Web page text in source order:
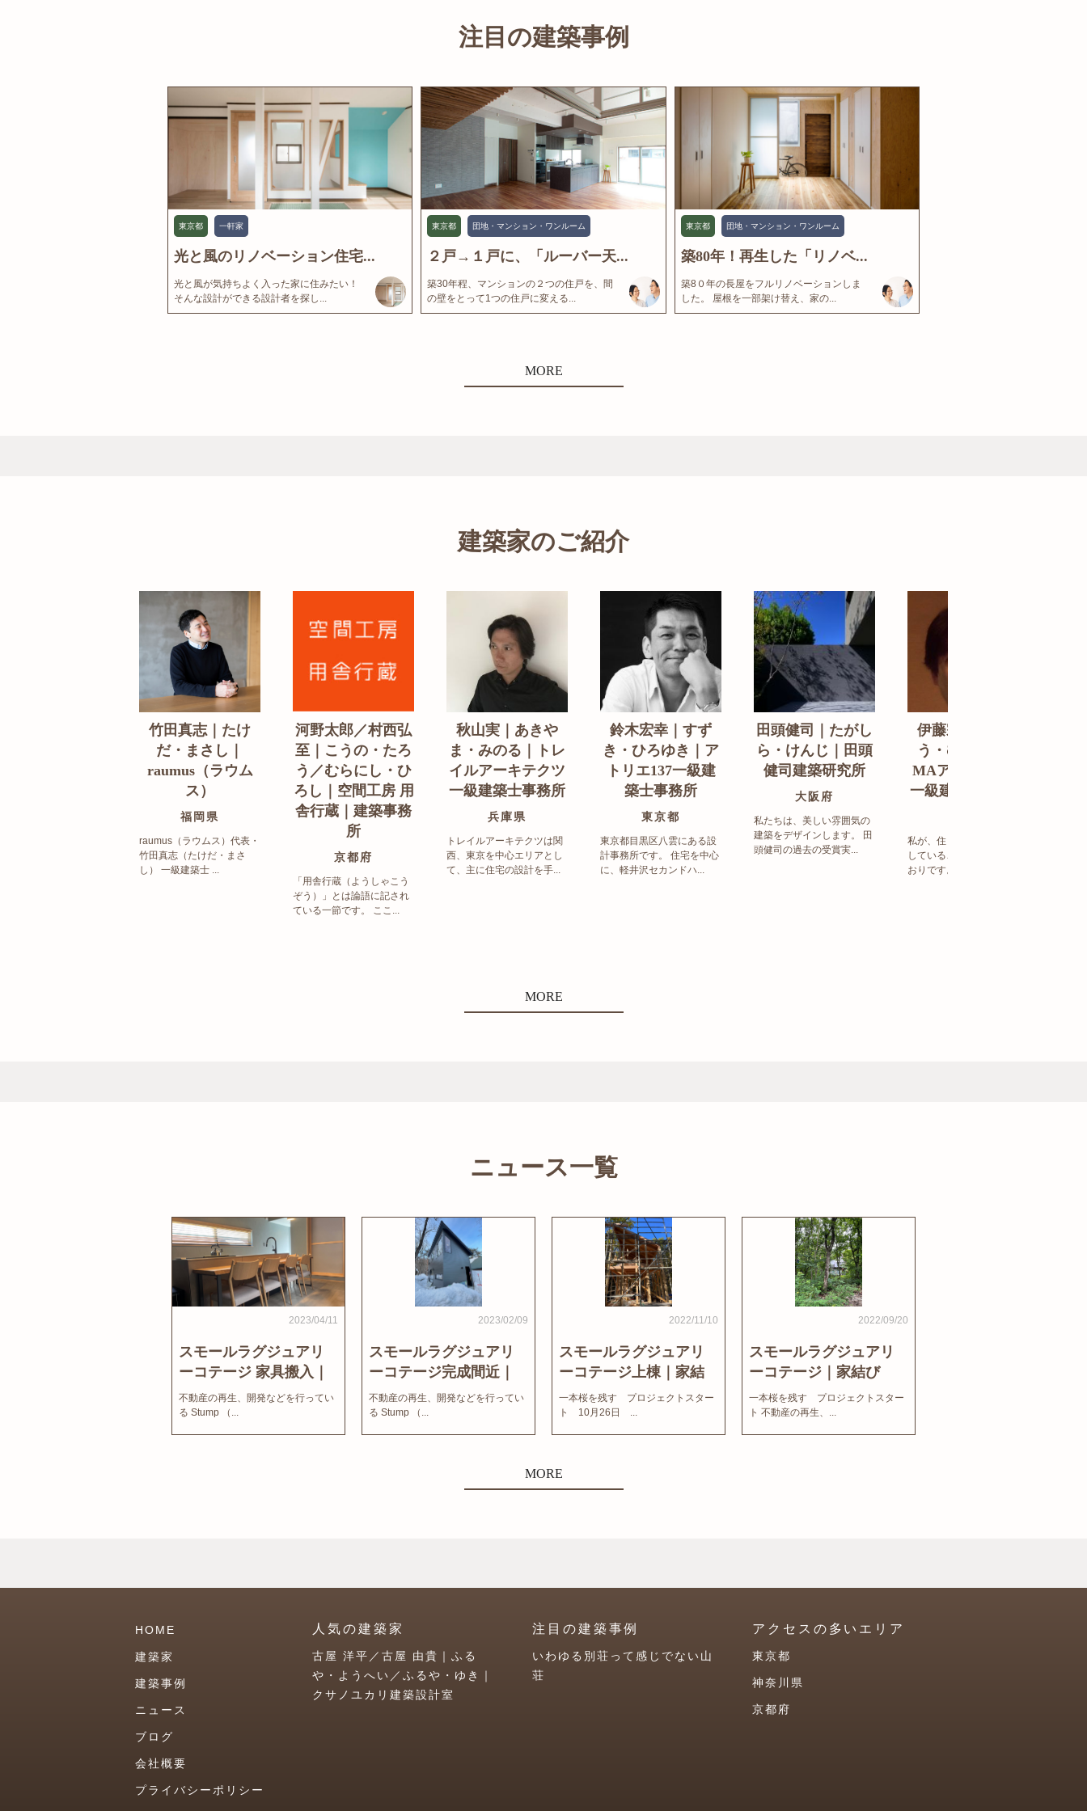
注目の建築事例
東京都 一軒家
光と風のリノベーション住宅...
光と風が気持ちよく入った家に住みたい！
そんな設計ができる設計者を探し...
東京都 団地・マンション・ワンルーム
２戸→１戸に、「ルーバー天...
築30年程、マンションの２つの住戸を、間
の壁をとって1つの住戸に変える...
東京都 団地・マンション・ワンルーム
築80年！再生した「リノベ...
築8０年の長屋をフルリノベーションしま
した。 屋根を一部架け替え、家の...
MORE
建築家のご紹介
竹田真志｜たけ
だ・まさし｜
raumus（ラウム
ス）
福岡県
raumus（ラウムス）代表・
竹田真志（たけだ・まさ
し） 一級建築士 ...
河野太郎／村西弘
至｜こうの・たろ
う／むらにし・ひ
ろし｜空間工房 用
舎行蔵｜建築事務
所
京都府
「用舎行蔵（ようしゃこう
ぞう）」とは論語に記され
ている一節です。 ここ...
秋山実｜あきや
ま・みのる｜トレ
イルアーキテクツ
一級建築士事務所
兵庫県
トレイルアーキテクツは関
西、東京を中心エリアとし
て、主に住宅の設計を手...
鈴木宏幸｜すず
き・ひろゆき｜ア
トリエ137一級建
築士事務所
東京都
東京都目黒区八雲にある設
計事務所です。 住宅を中心
に、軽井沢セカンドハ...
田頭健司｜たがし
ら・けんじ｜田頭
健司建築研究所
大阪府
私たちは、美しい雰囲気の
建築をデザインします。 田
頭健司の過去の受賞実...
伊藤宗明｜いと
う・むねあき｜
MAアーキテクト
一級建築士事務所
私が、住まい造りで大事に
していることは、以下のと
おりです。 洗練された...
MORE
ニュース一覧
2023/04/11
スモールラグジュアリ
ーコテージ 家具搬入｜
家結びNews
不動産の再生、開発などを行ってい
る Stump （...
2023/02/09
スモールラグジュアリ
ーコテージ完成間近｜
家結びNews
不動産の再生、開発などを行ってい
る Stump （...
2022/11/10
スモールラグジュアリ
ーコテージ上棟｜家結
びNews
一本桜を残す プロジェクトスター
ト 10月26日 ...
2022/09/20
スモールラグジュアリ
ーコテージ｜家結び
News
一本桜を残す プロジェクトスター
ト 不動産の再生、...
MORE
HOME
建築家
建築事例
ニュース
ブログ
会社概要
プライバシーポリシー
人気の建築家
古屋 洋平／古屋 由貴｜ふる
や・ようへい／ふるや・ゆき｜
クサノユカリ建築設計室
注目の建築事例
いわゆる別荘って感じでない山
荘
アクセスの多いエリア
東京都
神奈川県
京都府